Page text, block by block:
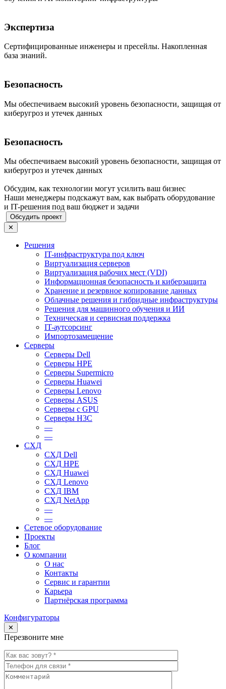
Экспертиза
Сертифицированные инженеры и пресейлы. Накопленная
база знаний.
Безопасность
Мы обеспечиваем высокий уровень безопасности, защищая от
киберугроз и утечек данных
Безопасность
Мы обеспечиваем высокий уровень безопасности, защищая от
киберугроз и утечек данных
Обсудим, как технологии могут усилить ваш бизнес
Наши менеджеры подскажут вам, как выбрать оборудование
и IT-решения под ваш бюджет и задачи
Обсудить проект
✕
Решения
IT-инфраструктура под ключ
Виртуализация серверов
Виртуализация рабочих мест (VDI)
Информационная безопасность и киберзащита
Хранение и резервное копирование данных
Облачные решения и гибридные инфраструктуры
Решения для машинного обучения и ИИ
Техническая и сервисная поддержка
IT-аутсорсинг
Импортозамещение
Серверы
Серверы Dell
Серверы HPE
Серверы Supermicro
Серверы Huawei
Серверы Lenovo
Серверы ASUS
Серверы c GPU
Серверы H3C
—
—
СХД
СХД Dell
СХД HPE
СХД Huawei
СХД Lenovo
СХД IBM
СХД NetApp
—
—
Сетевое оборудование
Проекты
Блог
О компании
О нас
Контакты
Сервис и гарантии
Карьера
Партнёрская программа
Конфигураторы
✕
Перезвоните мне